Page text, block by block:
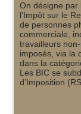
On désigne par
l’Impôt sur le
de personnes
commerciale,
travailleurs
imposés, via la
dans la
Les BIC se
d’Imposition